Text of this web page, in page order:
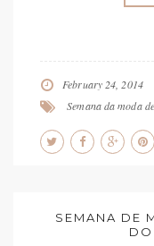
February 24, 2014
Semana da moda
SEMANA DE
DO